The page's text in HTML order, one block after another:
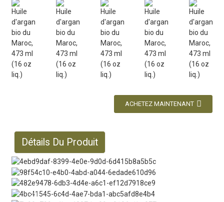
ACHETEZ MAINTENANT
Détails Du Produit